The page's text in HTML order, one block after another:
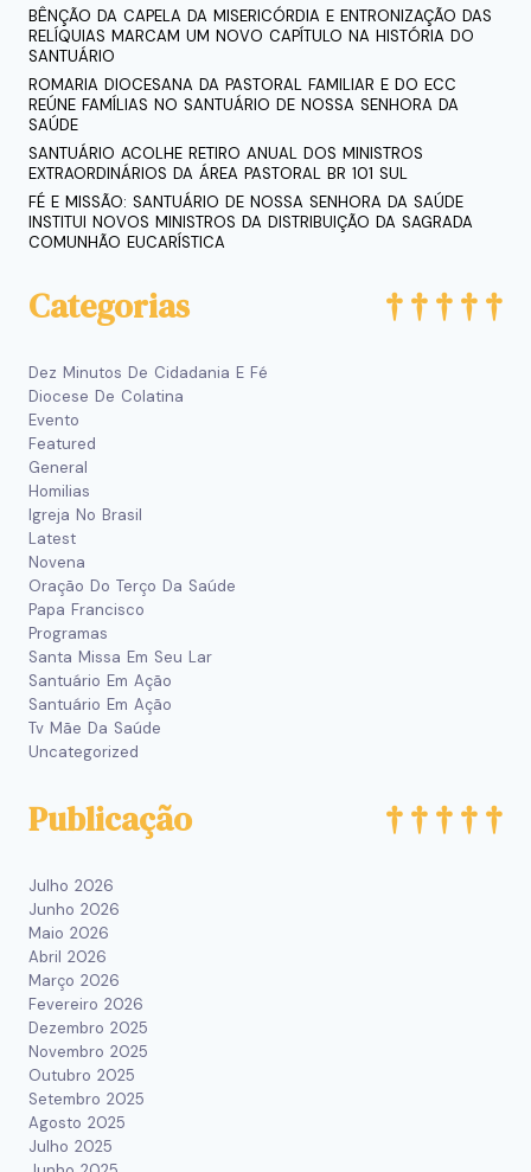
BÊNÇÃO DA CAPELA DA MISERICÓRDIA E ENTRONIZAÇÃO DAS
RELÍQUIAS MARCAM UM NOVO CAPÍTULO NA HISTÓRIA DO
SANTUÁRIO
ROMARIA DIOCESANA DA PASTORAL FAMILIAR E DO ECC
REÚNE FAMÍLIAS NO SANTUÁRIO DE NOSSA SENHORA DA
SAÚDE
SANTUÁRIO ACOLHE RETIRO ANUAL DOS MINISTROS
EXTRAORDINÁRIOS DA ÁREA PASTORAL BR 101 SUL
FÉ E MISSÃO: SANTUÁRIO DE NOSSA SENHORA DA SAÚDE
INSTITUI NOVOS MINISTROS DA DISTRIBUIÇÃO DA SAGRADA
COMUNHÃO EUCARÍSTICA
Categorias
Dez Minutos De Cidadania E Fé
Diocese De Colatina
Evento
Featured
General
Homilias
Igreja No Brasil
Latest
Novena
Oração Do Terço Da Saúde
Papa Francisco
Programas
Santa Missa Em Seu Lar
Santuário Em Ação
Santuário Em Ação
Tv Mãe Da Saúde
Uncategorized
Publicação
Julho 2026
Junho 2026
Maio 2026
Abril 2026
Março 2026
Fevereiro 2026
Dezembro 2025
Novembro 2025
Outubro 2025
Setembro 2025
Agosto 2025
Julho 2025